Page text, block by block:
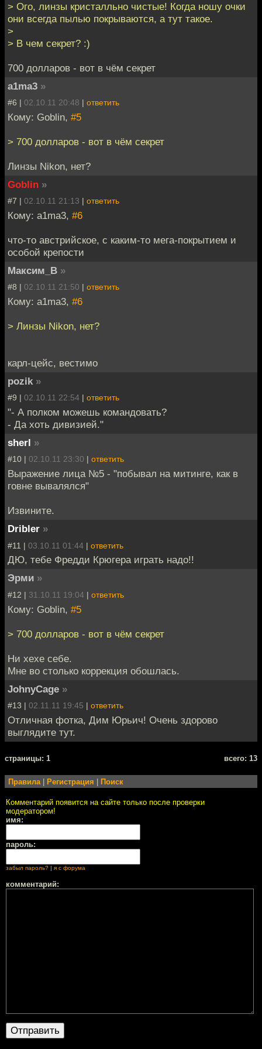
> Ого, линзы кристалльно чистые! Когда ношу очки
они всегда пылью покрываются, а тут такое.
>
> В чем секрет? :)
700 долларов - вот в чём секрет
a1ma3 »
#6 | 02.10.11 20:48 | ответить
Кому: Goblin, #5
> 700 долларов - вот в чём секрет
Линзы Nikon, нет?
Goblin »
#7 | 02.10.11 21:13 | ответить
Кому: a1ma3, #6
что-то австрийское, с каким-то мега-покрытием и
особой крепости
Максим_В »
#8 | 02.10.11 21:50 | ответить
Кому: a1ma3, #6
> Линзы Nikon, нет?
карл-цейс, вестимо
pozik »
#9 | 02.10.11 22:54 | ответить
"- А полком можешь командовать?
- Да хоть дивизией."
sherl »
#10 | 02.10.11 23:30 | ответить
Выражение лица №5 - "побывал на митинге, как в
говне вывалялся"
Извините.
Dribler »
#11 | 03.10.11 01:44 | ответить
ДЮ, тебе Фредди Крюгера играть надо!!
Эрми »
#12 | 31.10.11 19:04 | ответить
Кому: Goblin, #5
> 700 долларов - вот в чём секрет
Ни хехе себе.
Мне во столько коррекция обошлась.
JohnyCage »
#13 | 02.11.11 19:45 | ответить
Отличная фотка, Дим Юрьич! Очень здорово
выглядите тут.
cтраницы: 1 всего: 13
Правила | Регистрация | Поиск
Комментарий появится на сайте только после проверки
модератором!
имя:
пароль:
забыл пароль? | я с форума
комментарий: